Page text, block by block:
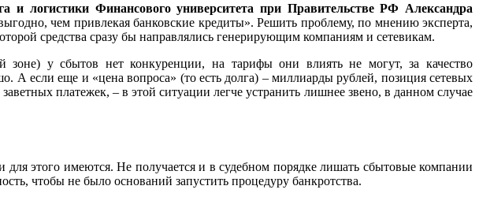
и логистики Финансового университета при Правительстве РФ Александра
чем привлекая банковские кредиты». Решить проблему, по мнению эксперта,
средства сразу бы направлялись генерирующим компаниям и сетевикам.
зоне) у сбытов нет конкуренции, на тарифы они влиять не могут, за качество
А если еще и «цена вопроса» (то есть долга) – миллиарды рублей, позиция сетевых
платежек, – в этой ситуации легче устранить лишнее звено, в данном случае
для этого имеются. Не получается и в судебном порядке лишать сбытовые компании
чтобы не было оснований запустить процедуру банкротства.